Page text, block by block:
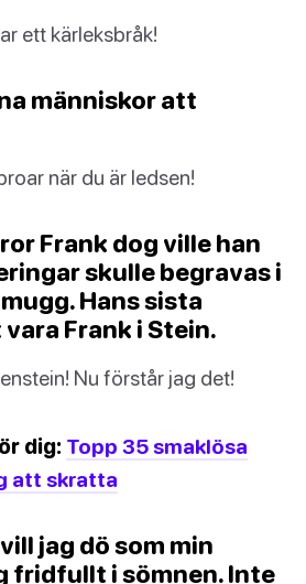
ett kärleksbråk!
människor att
när du är ledsen!
Frank dog ville han
skulle begravas i
Hans sista
Frank i Stein.
Nu förstår jag det!
dig: Topp 35 smaklösa
att skratta
jag dö som min
fridfullt i sömnen. Inte